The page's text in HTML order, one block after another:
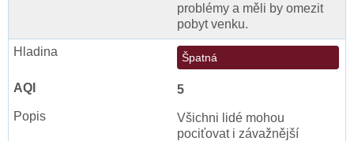
problémy a měli by omezit
pobyt venku.
Špatná
5
Všichni lidé mohou
pociťovat i závažnější